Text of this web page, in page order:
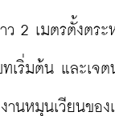
ว 2 เมตรตั้งต
เริ่มต้น และเจ
นหมุนเวียนของ